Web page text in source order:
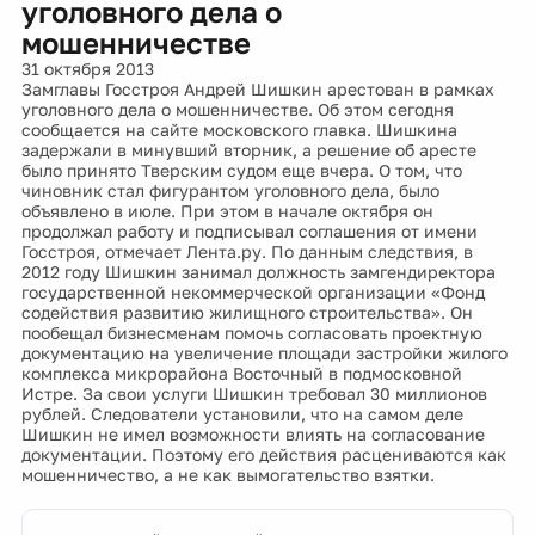
уголовного дела о
мошенничестве
31 октября 2013
Замглавы Госстроя Андрей Шишкин арестован в рамках
уголовного дела о мошенничестве. Об этом сегодня
сообщается на сайте московского главка. Шишкина
задержали в минувший вторник, а решение об аресте
было принято Тверским судом еще вчера. О том, что
чиновник стал фигурантом уголовного дела, было
объявлено в июле. При этом в начале октября он
продолжал работу и подписывал соглашения от имени
Госстроя, отмечает Лента.ру. По данным следствия, в
2012 году Шишкин занимал должность замгендиректора
государственной некоммерческой организации «Фонд
содействия развитию жилищного строительства». Он
пообещал бизнесменам помочь согласовать проектную
документацию на увеличение площади застройки жилого
комплекса микрорайона Восточный в подмосковной
Истре. За свои услуги Шишкин требовал 30 миллионов
рублей. Следователи установили, что на самом деле
Шишкин не имел возможности влиять на согласование
документации. Поэтому его действия расцениваются как
мошенничество, а не как вымогательство взятки.